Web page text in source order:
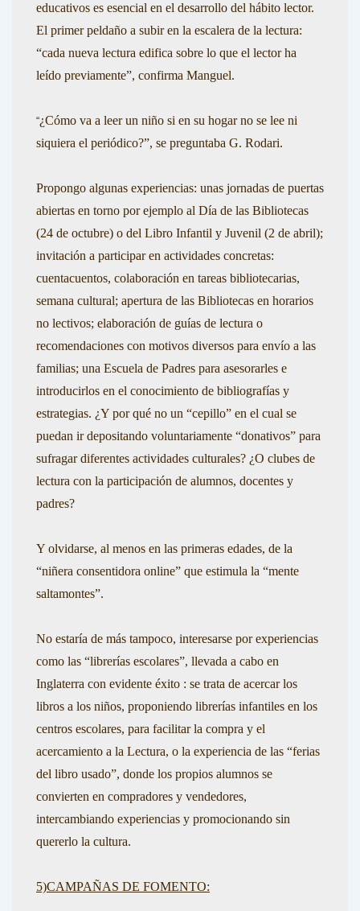
educativos es esencial en el desarrollo del hábito lector.
El primer peldaño a subir en la escalera de la lectura:
“cada nueva lectura edifica sobre lo que el lector ha
leído previamente”, confirma Manguel.
“¿Cómo va a leer un niño si en su hogar no se lee ni
siquiera el periódico?”, se preguntaba G. Rodari.
Propongo algunas experiencias: unas jornadas de puertas
abiertas en torno por ejemplo al Día de las Bibliotecas
(24 de octubre) o del Libro Infantil y Juvenil (2 de abril);
invitación a participar en actividades concretas:
cuentacuentos, colaboración en tareas bibliotecarias,
semana cultural; apertura de las Bibliotecas en horarios
no lectivos; elaboración de guías de lectura o
recomendaciones con motivos diversos para envío a las
familias; una Escuela de Padres para asesorarles e
introducirlos en el conocimiento de bibliografías y
estrategias. ¿Y por qué no un “cepillo” en el cual se
puedan ir depositando voluntariamente “donativos” para
sufragar diferentes actividades culturales? ¿O clubes de
lectura con la participación de alumnos, docentes y
padres?
Y olvidarse, al menos en las primeras edades, de la
“niñera consentidora online” que estimula la “mente
saltamontes”.
No estaría de más tampoco, interesarse por experiencias
como las “librerías escolares”, llevada a cabo en
Inglaterra con evidente éxito : se trata de acercar los
libros a los niños, proponiendo librerías infantiles en los
centros escolares, para facilitar la compra y el
acercamiento a la Lectura, o la experiencia de las “ferias
del libro usado”, donde los propios alumnos se
convierten en compradores y vendedores,
intercambiando experiencias y promocionando sin
quererlo la cultura.
5)CAMPAÑAS DE FOMENTO: